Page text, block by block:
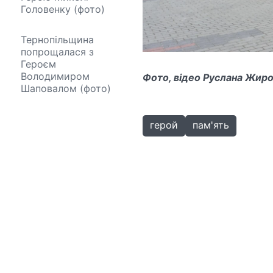
Головенку (фото)
Тернопільщина
попрощалася з
Героєм
Володимиром
Шаповалом (фото)
Фото, відео Руслана
герой пам'ять